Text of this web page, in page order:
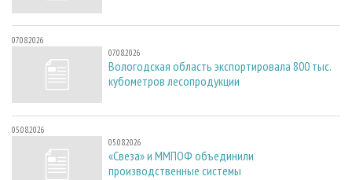
07.08.2026
07.08.2026
Вологодская область экспортировала 800 тыс.
кубометров лесопродукции
05.08.2026
05.08.2026
«Свеза» и ММПОФ объединили
производственные системы